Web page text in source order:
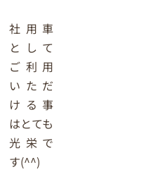
社用車
として
ご利用
いただ
ける事
はとても
光栄で
す(^^)